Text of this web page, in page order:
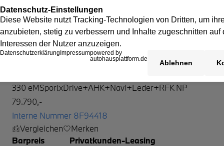
330 eMSportxDrive+AHK+Navi+Leder+RFK NP
79.790,-
Interne Nummer 8F94418
Vergleichen
Merken
Barpreis
Privatkunden-Leasing